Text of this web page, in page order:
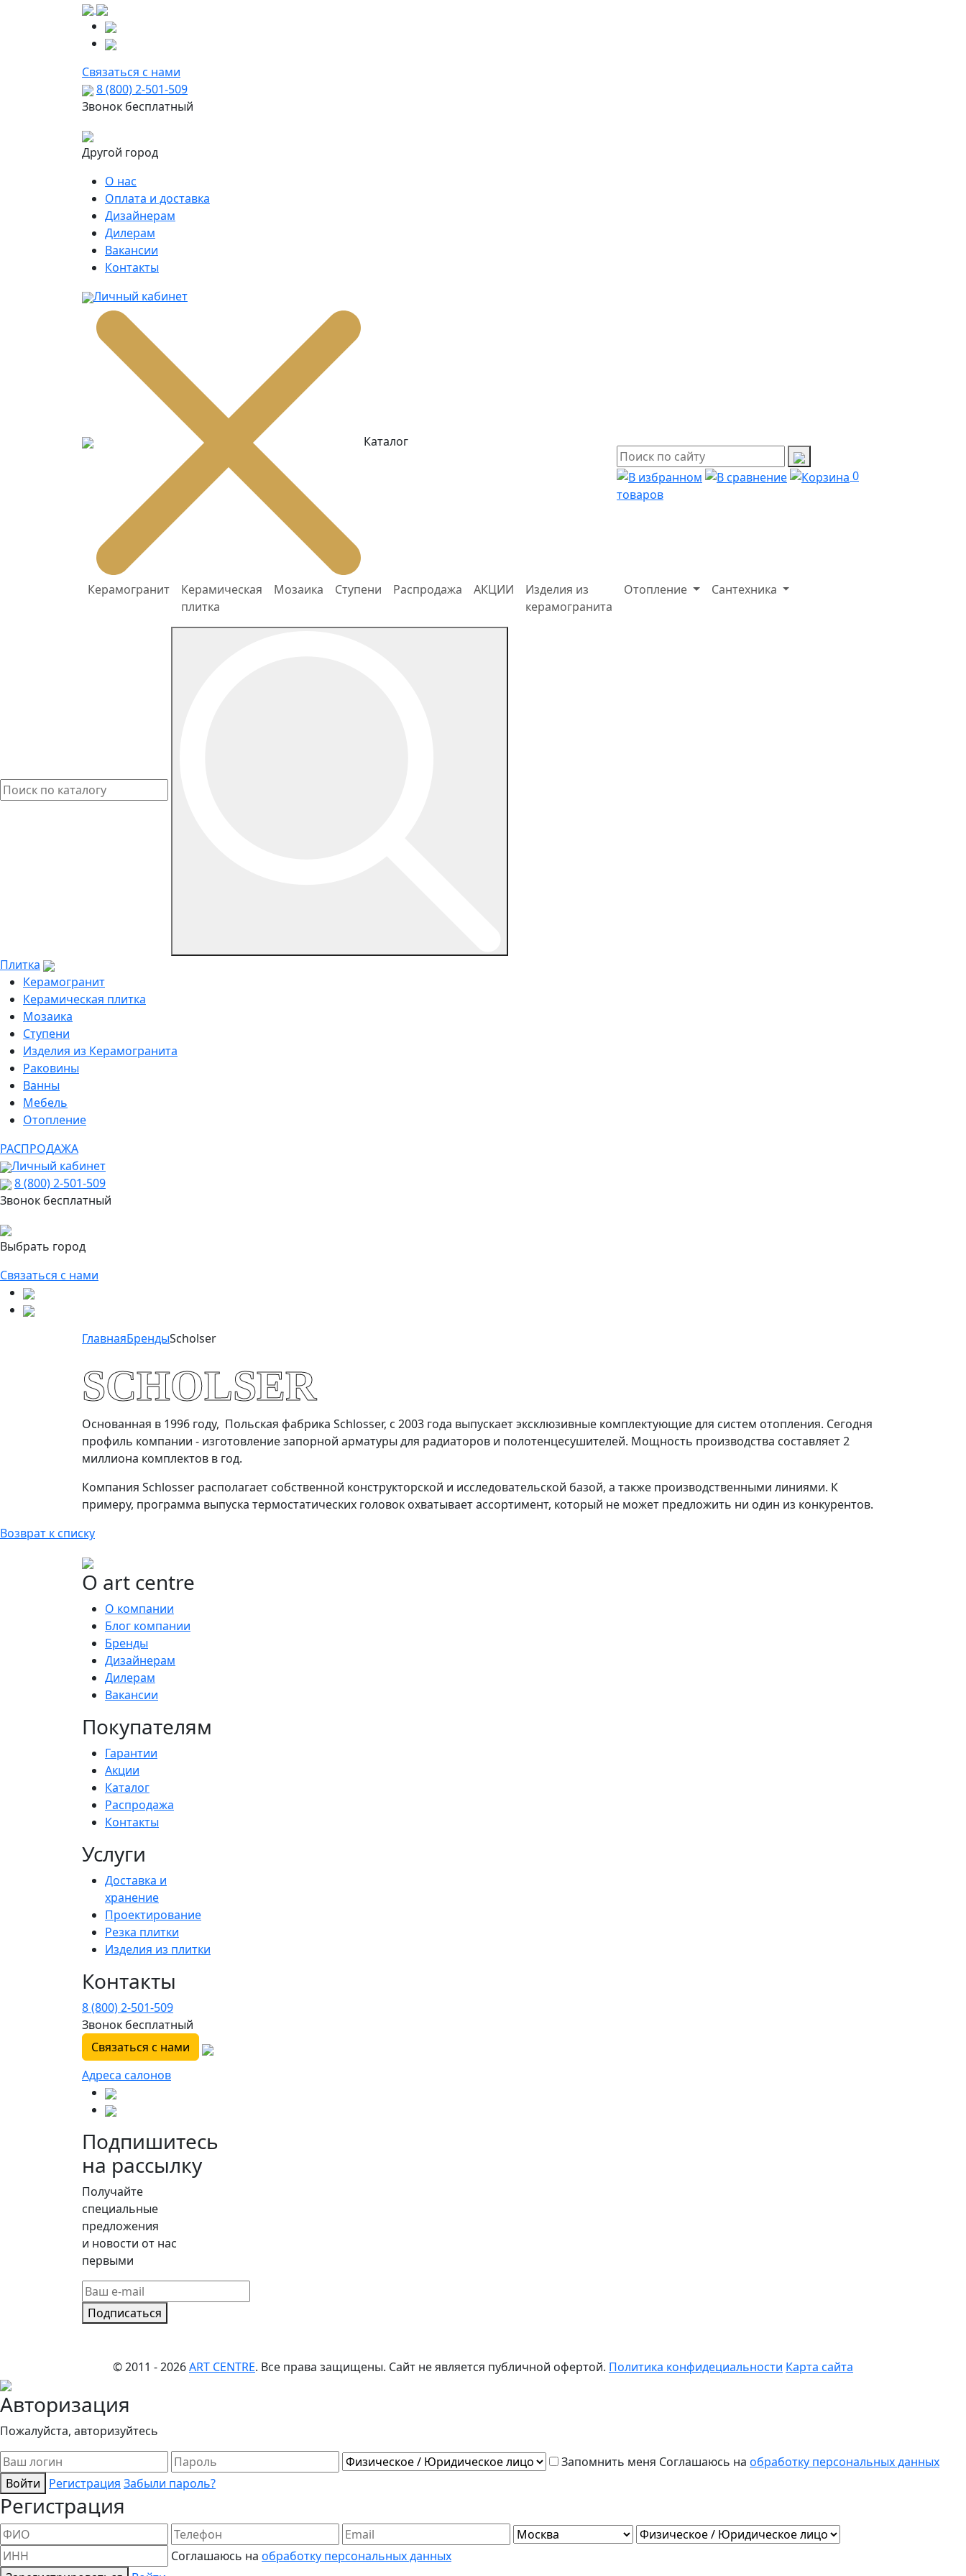
Связаться с нами
8 (800) 2-501-509
Звонок бесплатный
Другой город
О нас
Оплата и доставка
Дизайнерам
Дилерам
Вакансии
Контакты
Личный кабинет
Каталог
Керамогранит
Керамическая
плитка
Мозаика Ступени Распродажа АКЦИИ
Изделия из
керамогранита
Отопление Сантехника
0
товаров
Плитка
Керамогранит
Керамическая плитка
Мозаика
Ступени
Изделия из Керамогранита
Раковины
Ванны
Мебель
Отопление
РАСПРОДАЖА
Личный кабинет
8 (800) 2-501-509
Звонок бесплатный
Выбрать город
Связаться с нами
ГлавнаяБрендыScholser
SCHOLSER
Основанная в 1996 году, Польская фабрика Schlosser, с 2003 года выпускает эксклюзивные комплектующие для систем отопления. Сегодня
профиль компании - изготовление запорной арматуры для радиаторов и полотенцесушителей. Мощность производства составляет 2
миллиона комплектов в год.
Компания Schlosser располагает собственной конструкторской и исследовательской базой, а также производственными линиями. К
примеру, программа выпуска термостатических головок охватывает ассортимент, который не может предложить ни один из конкурентов.
Возврат к списку
О art centre
О компании
Блог компании
Бренды
Дизайнерам
Дилерам
Вакансии
Покупателям
Гарантии
Акции
Каталог
Распродажа
Контакты
Услуги
Доставка и
хранение
Проектирование
Резка плитки
Изделия из плитки
Контакты
8 (800) 2-501-509
Звонок бесплатный
Связаться с нами
Адреса салонов
Подпишитесь
на рассылку
Получайте
специальные
предложения
и новости от нас
первыми
Подписаться
© 2011 - 2026ART CENTRE. Все права защищены. Сайт не является публичной офертой. Политика конфидециальности Карта сайта
Авторизация
Пожалуйста, авторизуйтесь
Запомнить меня Соглашаюсь на обработку персональных данных
Войти
Регистрация Забыли пароль?
Регистрация
Соглашаюсь на обработку персональных данных